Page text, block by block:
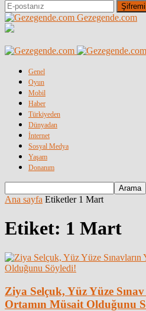
Gezegende.com
Genel
Oyun
Mobil
Haber
Türkiyeden
Dünyadan
İnternet
Sosyal Medya
Yaşam
Donanım
Ana sayfa Etiketler 1 Mart
Etiket: 1 Mart
Ziya Selçuk, Yüz Yüze Sınav
Ortamın Müsait Olduğunu